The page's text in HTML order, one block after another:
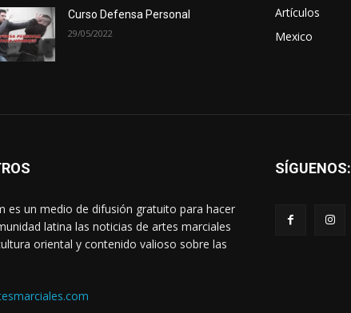
Curso Defensa Personal
29/05/2022
Artículos
Mexico
es un medio de difusión gratuito para hacer
latina las noticias de artes marciales
oriental y contenido valioso sobre las
SÍGUENOS: